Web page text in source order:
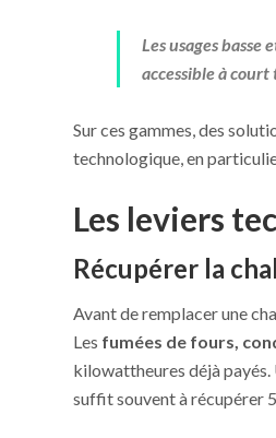
Les usages
accessible à court
Sur ces gammes, des
technologique, en
Les leviers
Récupérer la
Avant de remplacer une
Les fumées de fours,
kilowattheures déjà payés.
suffit souvent à récupérer